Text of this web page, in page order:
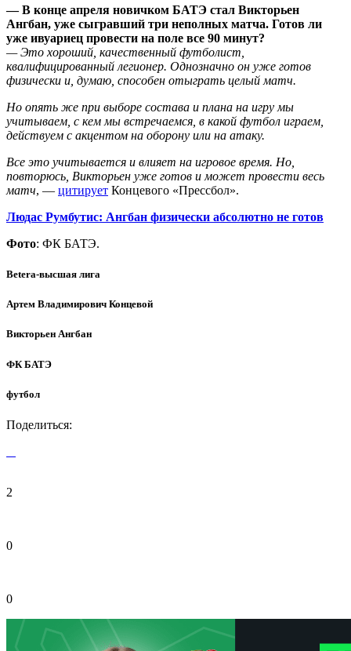
— В конце апреля новичком БАТЭ стал Викторьен
Ангбан, уже сыгравший три неполных матча. Готов ли
уже ивуариец провести на поле все 90 минут?
— Это хороший, качественный футболист,
квалифицированный легионер. Однозначно он уже готов
физически и, думаю, способен отыграть целый матч.
Но опять же при выборе состава и плана на игру мы
учитываем, с кем мы встречаемся, в какой футбол играем,
действуем с акцентом на оборону или на атаку.
Все это учитывается и влияет на игровое время. Но,
повторюсь, Викторьен уже готов и может провести весь
матч, — цитирует Концевого «Прессбол».
Людас Румбутис: Ангбан физически абсолютно не готов
Фото: ФК БАТЭ.
Betera-высшая лига
Артем Владимирович Концевой
Викторьен Ангбан
ФК БАТЭ
футбол
Поделиться:
2
0
0